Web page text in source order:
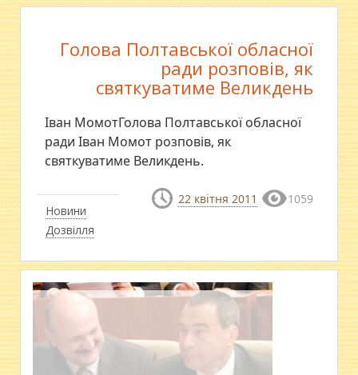
Новини
Дозвілля
Голова Полтавської обласної
ради розповів, як
святкуватиме Великдень
Іван МомотГолова Полтавської обласної
ради Іван Момот розповів, як
святкуватиме Великдень.
22 квітня 2011 1059